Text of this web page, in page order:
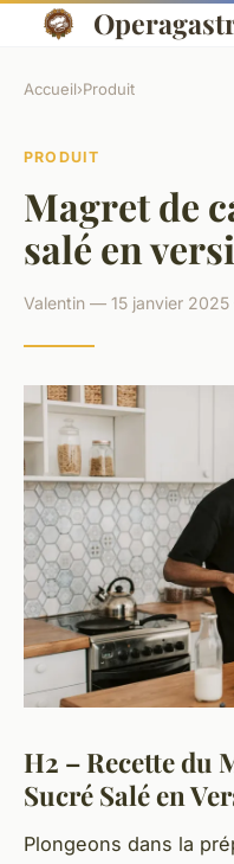
Accueil›Produit
PRODUIT
Magret de
salé en
Valentin — 15 janvier
H2 – Recette du
Sucré Salé en
Plongeons dans la